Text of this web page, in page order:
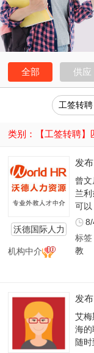
全部 供应
类别：【工签转聘】
沃德国际人力
机构中介
发布
曾
兰
可以
标签
教
发布
艾梅
海的
随